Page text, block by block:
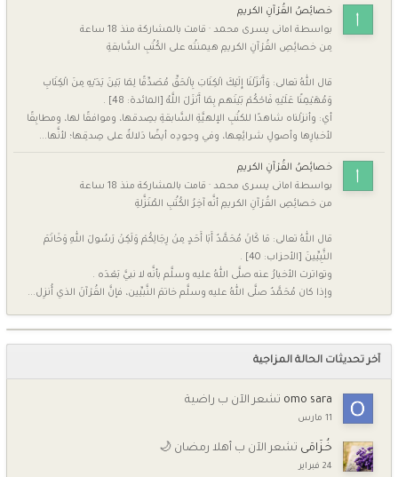
خصائِصُ القُرْآنِ الكريمِ
بواسطة امانى يسرى محمد · قامت بالمشاركة منذ 18 ساعة
مِن خصائِصِ القُرْآنِ الكريمِ هيمنتُه على الكُتُبِ السَّابقةِ
قال اللهُ تعالى: وَأَنْزَلْنَا إِلَيْكَ الْكِتَابَ بِالْحَقِّ مُصَدِّقًا لِمَا بَيْنَ يَدَيْهِ مِنَ الْكِتَابِ
وَمُهَيْمِنًا عَلَيْهِ فَاحْكُمْ بَيْنَهم بِمَا أَنْزَلَ اللَّهُ [المائدة: 48] .
أي: وأنزلْناه شاهدًا للكتُبِ الإلهيَّةِ السَّابقةِ بصِدقها، وموافقًا لها، ومطابِقًا
لأخبارِها وأصولِ شرائِعِها، وفي وجودِه أيضًا دَلالةٌ على صِدقِها؛ لأنَّها...
خصائِصُ القُرْآنِ الكريمِ
بواسطة امانى يسرى محمد · قامت بالمشاركة منذ 18 ساعة
من خصائِصِ القُرْآنِ الكريمِ أنَّه آخِرُ الكُتُبِ المُنَزَّلةِ
قال اللهُ تعالى: مَا كَانَ مُحَمَّدٌ أَبَا أَحَدٍ مِنْ رِجَالِكُمْ وَلَكِنْ رَسُولَ اللهِ وَخَاتَمَ
النَّبِيِّينَ [الأحزاب: 40] .
وتواترت الأخبارُ عنه صلَّى اللهُ عليه وسلَّم بأنَّه لا نبيَّ بَعْدَه .
وإذا كان مُحَمَّدٌ صلَّى اللهُ عليه وسلَّم خاتمَ النَّبيِّين، فإنَّ القُرْآنَ الذي أُنزِل...
آخر تحديثات الحالة المزاجية
omo sara تشعر الآن ب راضية
11 مارس
خُـزَامَى تشعر الآن ب أهلا رمضان 🌙
24 فبراير